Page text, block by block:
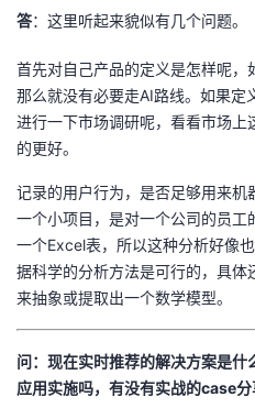
答：这里听起来貌似有几个问题。
首先对自己产品的定义是怎样呢，
那么就没有必要走AI路线。如果定
进行一下市场调研呢，看看市场
的更好。
记录的用户行为，是否足够用来机
一个小项目，是对一个公司的员
一个Excel表，所以这种分析好像
据科学的分析方法是可行的，具体
来抽象或提取出一个数学模型。
问：现在实时推荐的解决方案是
应用实施吗，有没有实战的case分